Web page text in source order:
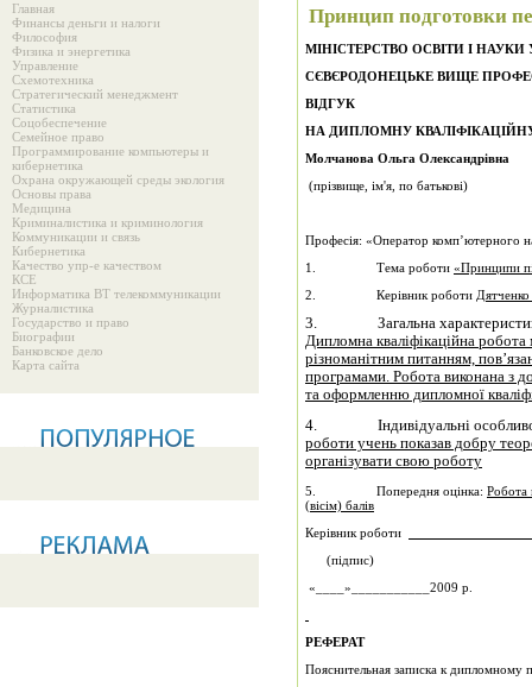
Главная
Финансы деньги и налоги
Философия
Физика и энергетика
Управление
Схемотехника
Стратегический менеджмент
Статистика
Соцобеспечение
Семейное право
Программирование компьютеры и
кибернетика
Охрана окружающей среды экология
Основы права
Медицина
Криминалистика и криминология
Коммуникации и связь
Кибернетика
Качество упр-е качеством
КСЕ
Информатика ВТ телекоммуникации
Журналистика
Государство и право
Биографии
Банковское дело
Карта сайта
Принцип подготовки
МІНІСТЕРСТВО ОСВІТИ І НАУКИ
СЄВЄРОДОНЕЦЬКЕ ВИЩЕ
ВІДГУК
НА ДИПЛОМНУ
Молчанова Ольга Олександрівна
(прізвище, ім'я, по батькові)
Професія: «Оператор комп’ютерного
1. Тема роботи «Принципи
2. Керівник роботи
3. Загальна характеристика
Дипломна кваліфікаційна робота
різноманітним питанням,
програмами. Робота виконана з
та оформленню дипломної
4. Індивідуальні
роботи учень показав добру
організувати свою роботу
5. Попередня оцінка: Робота
(вісім) балів
Керівник роботи
(підпис)
«____»___________2009 р.
РЕФЕРАТ
Пояснительная записка к дипломному